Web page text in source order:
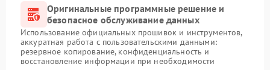
Оригинальные программные решение и
безопасное обслуживание данных
Использование официальных прошивок и инструментов,
аккуратная работа с пользовательскими данными:
резервное копирование, конфиденциальность и
восстановление информации при необходимости